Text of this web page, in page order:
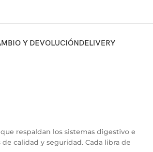
Y DEVOLUCIÓNDELIVERY
respaldan los sistemas digestivo e
calidad y seguridad. Cada libra de